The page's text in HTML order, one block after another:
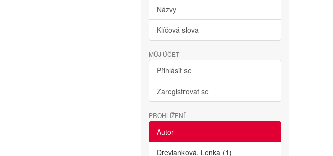
Názvy
Klíčová slova
MŮJ ÚČET
Přihlásit se
Zaregistrovat se
PROHLÍŽENÍ
Autor
Drevianková, Lenka (1)